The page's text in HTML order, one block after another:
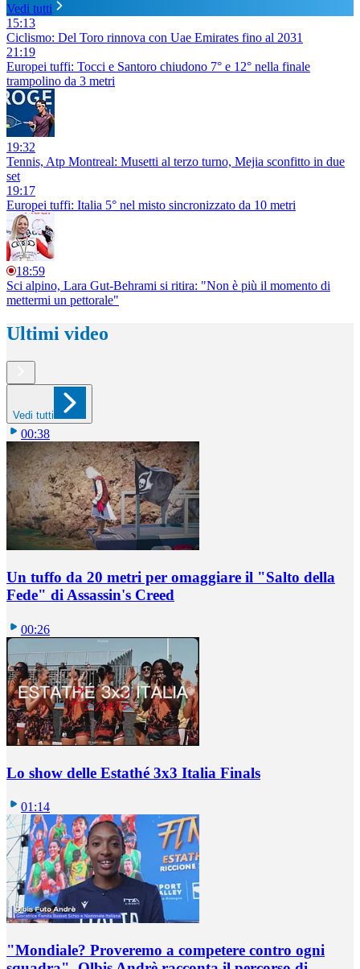
Vedi tutti
15:13
Ciclismo: Del Toro rinnova con Uae Emirates fino al 2031
21:19
Europei tuffi: Tocci e Santoro chiudono 7° e 12° nella finale
trampolino da 3 metri
19:32
Tennis, Atp Montreal: Musetti al terzo turno, Mejia sconfitto in due
set
19:17
Europei tuffi: Italia 5° nel misto sincronizzato da 10 metri
18:59
Sci alpino, Lara Gut-Behrami si ritira: "Non è più il momento di
mettermi un pettorale"
Ultimi video
Vedi tutti
00:38
Un tuffo da 20 metri per omaggiare il "Salto della
Fede" di Assassin's Creed
00:26
Lo show delle Estathé 3x3 Italia Finals
01:14
"Mondiale? Proveremo a competere contro ogni